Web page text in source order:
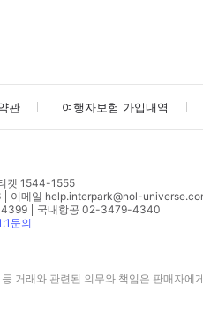
관 여행자보험 가입내역
켓 1544-1555
이메일 help.interpark@nol-
국내항공 02-3479-4340
문의
거래와 관련된 의무와 책임은 판매자에